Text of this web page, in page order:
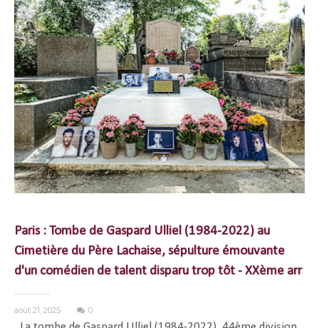
Paris : Tombe de Gaspard Ulliel (1984-2022) au
Cimetière du Père Lachaise, sépulture émouvante
d'un comédien de talent disparu trop tôt - XXème arr
août 21, 2025 0